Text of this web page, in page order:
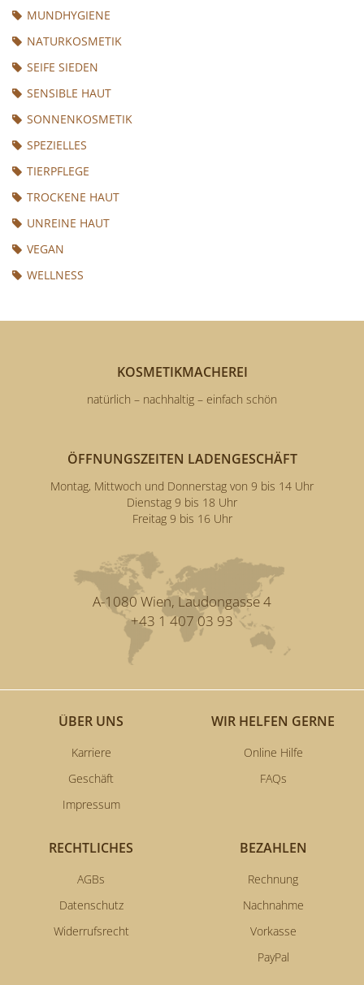
MUNDHYGIENE
NATURKOSMETIK
SEIFE SIEDEN
SENSIBLE HAUT
SONNENKOSMETIK
SPEZIELLES
TIERPFLEGE
TROCKENE HAUT
UNREINE HAUT
VEGAN
WELLNESS
KOSMETIKMACHEREI
natürlich – nachhaltig – einfach schön
ÖFFNUNGSZEITEN LADENGESCHÄFT
Montag, Mittwoch und Donnerstag von 9 bis 14 Uhr
Dienstag 9 bis 18 Uhr
Freitag 9 bis 16 Uhr
A-1080 Wien, Laudongasse 4
+43 1 407 03 93
ÜBER UNS
Karriere
Geschäft
Impressum
WIR HELFEN GERNE
Online Hilfe
FAQs
RECHTLICHES
AGBs
Datenschutz
Widerrufsrecht
BEZAHLEN
Rechnung
Nachnahme
Vorkasse
PayPal